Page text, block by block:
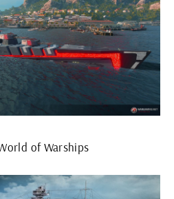
of Warships